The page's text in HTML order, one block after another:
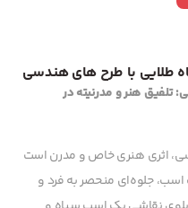
طلایی با طرح های هندسی
تلفیق هنر و مدرنیته در
اثری هنری خاص و مدرن است
اسب، جلوه‌ای منحصر به فرد و